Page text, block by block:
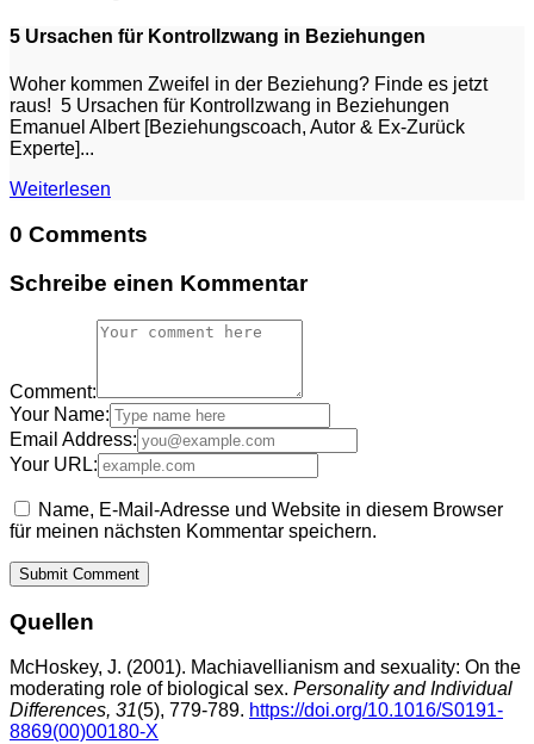
5 Ursachen für Kontrollzwang in Beziehungen
Woher kommen Zweifel in der Beziehung? Finde es jetzt
raus! 5 Ursachen für Kontrollzwang in Beziehungen
Emanuel Albert [Beziehungscoach, Autor & Ex-Zurück
Experte]...
Weiterlesen
0 Comments
Schreibe einen Kommentar
Comment:
Your Name:
Email Address:
Your URL:
Name, E-Mail-Adresse und Website in diesem Browser
für meinen nächsten Kommentar speichern.
Quellen
McHoskey, J. (2001). Machiavellianism and sexuality: On the
moderating role of biological sex. Personality and Individual
Differences, 31(5), 779-789. https://doi.org/10.1016/S0191-
8869(00)00180-X